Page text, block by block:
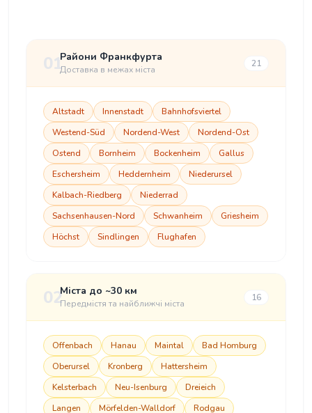
01Райони Франкфурта
Доставка в межах міста
21
Altstadt Innenstadt
Bahnhofsviertel
Westend-Süd
Nordend-West
Nordend-Ost
Ostend
Bornheim Bockenheim
Gallus
Eschersheim
Heddernheim
Niederursel
Kalbach-Riedberg
Niederrad
Sachsenhausen-Nord
Schwanheim
Griesheim
Höchst
Sindlingen Flughafen
02Міста до ~30 км
Передмістя та найближчі міста
16
Offenbach Hanau Maintal
Bad Homburg
Oberursel
Kronberg
Hattersheim
Kelsterbach
Neu-Isenburg
Dreieich
Langen
Mörfelden-Walldorf Rodgau